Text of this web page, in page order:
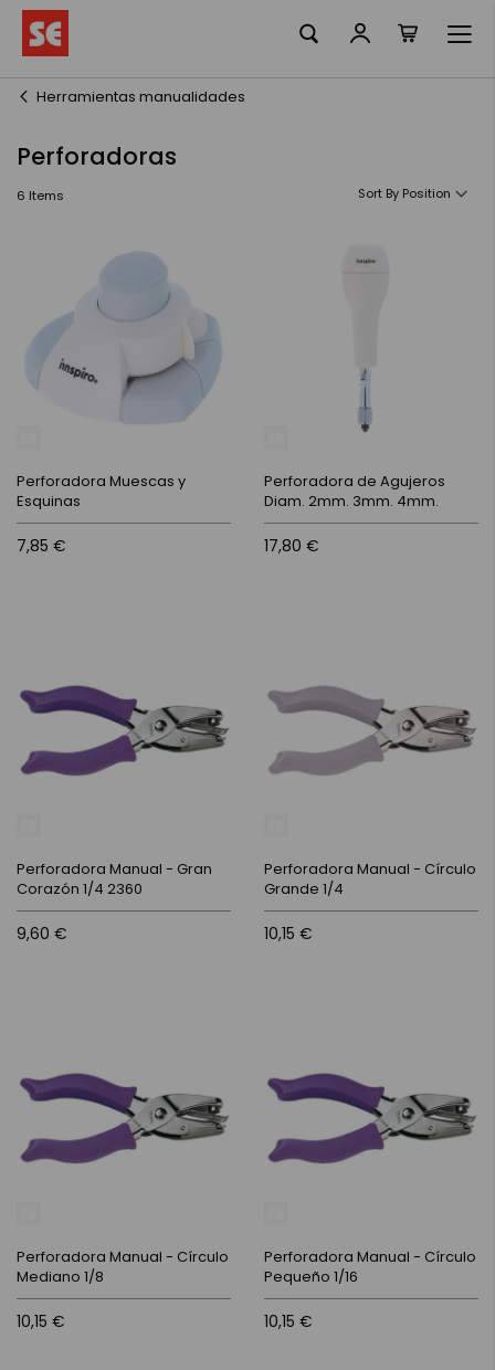
Content
Herramientas manualidades
Perforadoras
6 Items Sort By
Perforadora Muescas y
Esquinas
7,85 €
Perforadora de Agujeros
Diam. 2mm. 3mm. 4mm.
17,80 €
Perforadora Manual - Gran
Corazón 1/4 2360
9,60 €
Perforadora Manual - Círculo
Grande 1/4
10,15 €
Perforadora Manual - Círculo
Mediano 1/8
10,15 €
Perforadora Manual - Círculo
Pequeño 1/16
10,15 €